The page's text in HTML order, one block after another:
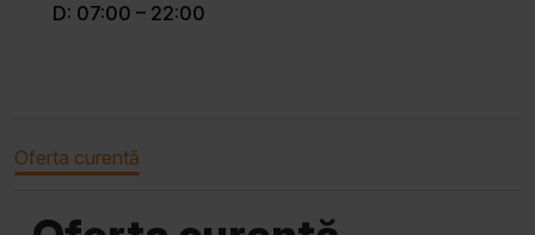
D: 07:00 – 22:00
Oferta curentă